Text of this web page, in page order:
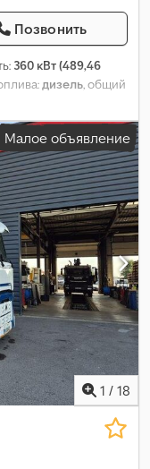
Позвонить
360 кВт (489,46
дизель, общий
, тип передачи:
ABS,
сажевый фильтр,
,
Малое объявление
1 / 18